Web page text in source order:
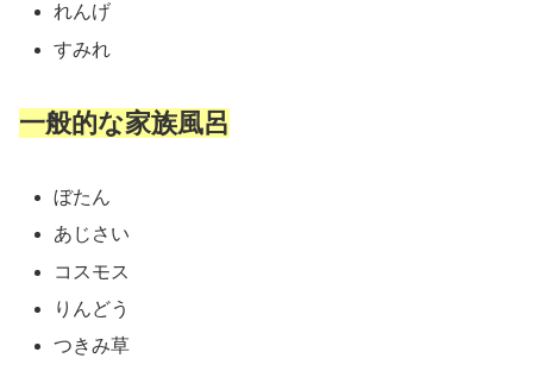
れんげ
すみれ
一般的な家族風呂
ぼたん
あじさい
コスモス
りんどう
つきみ草